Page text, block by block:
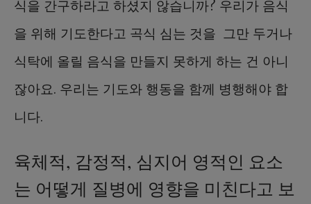
식을 간구하라고 하셨지 않습니까? 우리가 음식
을 위해 기도한다고 곡식 심는 것을 그만 두거나
식탁에 올릴 음식을 만들지 못하게 하는 건 아니
잖아요. 우리는 기도와 행동을 함께 병행해야 합
니다.
육체적, 감정적, 심지어 영적인 요소
는 어떻게 질병에 영향을 미친다고 보